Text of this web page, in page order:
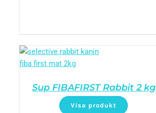
Sup FIBAFIRST Rabbit 2 kg
Visa produkt